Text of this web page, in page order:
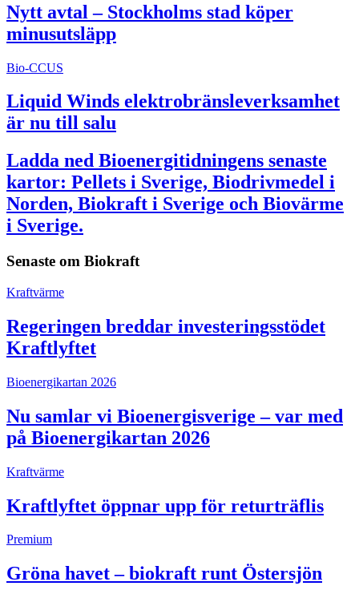
Nytt avtal – Stockholms stad köper
minusutsläpp
Bio-CCUS
Liquid Winds elektrobränsleverksamhet
är nu till salu
Ladda ned Bioenergitidningens senaste
kartor: Pellets i Sverige, Biodrivmedel i
Norden, Biokraft i Sverige och Biovärme
i Sverige.
Senaste om Biokraft
Kraftvärme
Regeringen breddar investeringsstödet
Kraftlyftet
Bioenergikartan 2026
Nu samlar vi Bioenergisverige – var med
på Bioenergikartan 2026
Kraftvärme
Kraftlyftet öppnar upp för returträflis
Premium
Gröna havet – biokraft runt Östersjön